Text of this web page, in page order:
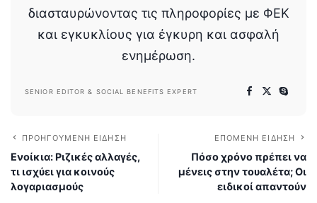
διασταυρώνοντας τις πληροφορίες με ΦΕΚ
και εγκυκλίους για έγκυρη και ασφαλή
ενημέρωση.
SENIOR EDITOR & SOCIAL BENEFITS EXPERT
ΠΡΟΗΓΟΎΜΕΝΗ ΕΊΔΗΣΗ
Ενοίκια: Ριζικές αλλαγές,
τι ισχύει για κοινούς
λογαριασμούς
ΕΠΌΜΕΝΗ ΕΊΔΗΣΗ
Πόσο χρόνο πρέπει να
μένεις στην τουαλέτα; Οι
ειδικοί απαντούν